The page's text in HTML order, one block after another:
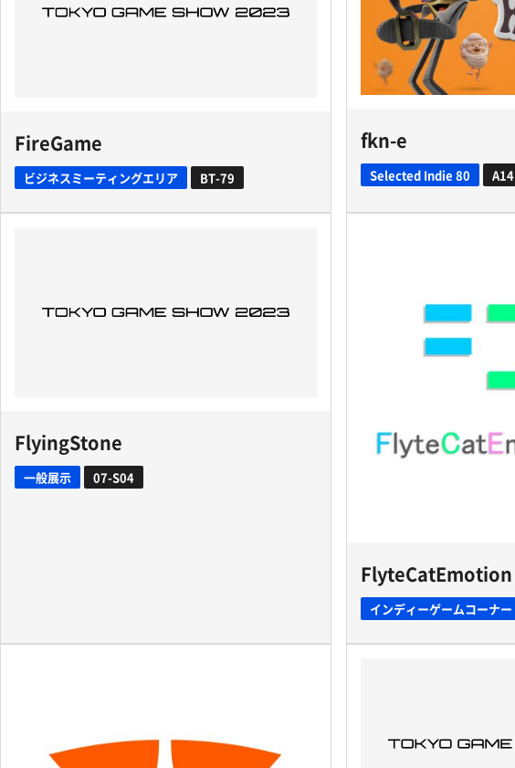
FireGame
ビジネスミーティングエリア BT-79
fkn-e
Selected Indie 80 A14
FlyingStone
一般展示 07-S04
FlyteCatEmotion
インディーゲームコーナー